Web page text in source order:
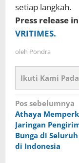
setiap langkah.
Press release
VRITIMES.
oleh Pondra
Ikuti Kami Pada
Navigasi
pos
Pos sebelumnya
Athaya
Jaringan
Bunga di
di Indonesia